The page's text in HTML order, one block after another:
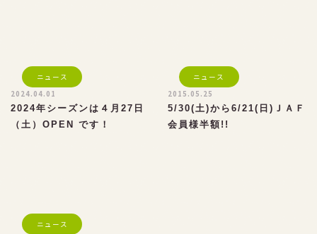
ニュース
2024.04.01
2024年シーズンは４月27日
（土）OPEN です！
ニュース
2015.05.25
5/30(土)から6/21(日)ＪＡＦ
会員様半額!!
ニュース